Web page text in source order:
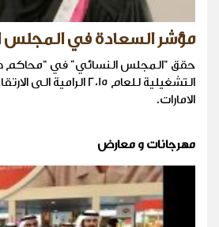
مؤشر السعادة في
حقق “المجلس النسائي” في “محاكم
التشغيلية للعام 2015
الامارات.
مهرجانات و معارض